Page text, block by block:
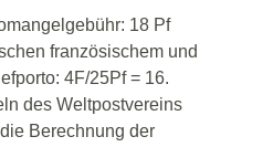
18 Pf
französischem und
4F/25Pf = 16.
des Weltpostvereins
Berechnung der